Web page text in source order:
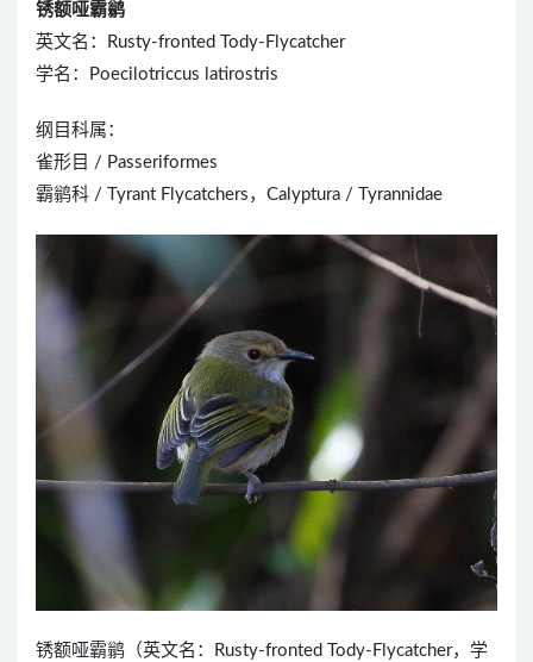
锈额哑霸鹟
英文名：Rusty-fronted Tody-Flycatcher
学名：Poecilotriccus latirostris
纲目科属：
雀形目 / Passeriformes
霸鹟科 / Tyrant Flycatchers，Calyptura / Tyrannidae
锈额哑霸鹟（英文名：Rusty-fronted Tody-Flycatcher，学